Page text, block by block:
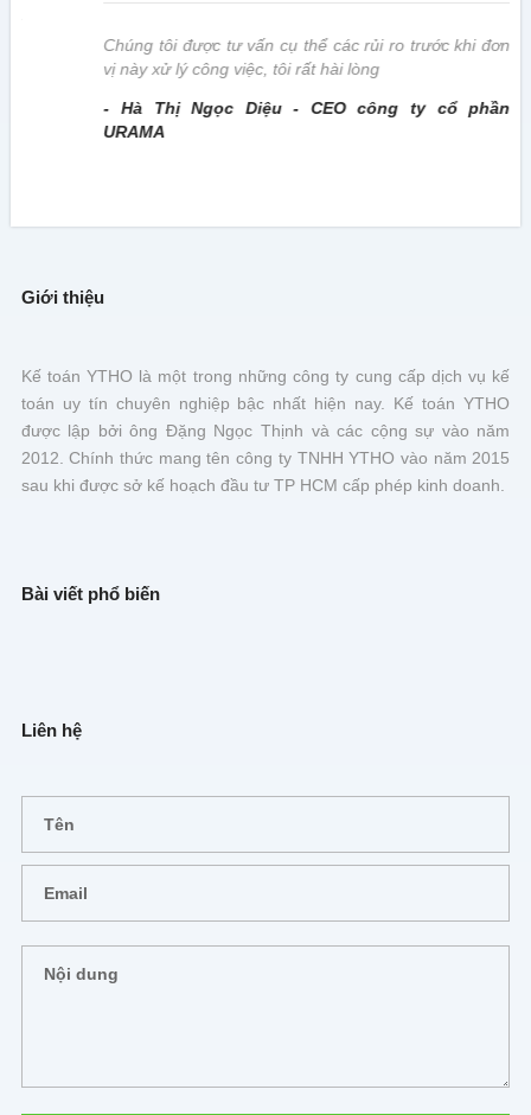
Chúng tôi được tư vấn cụ thể các rủi ro trước khi đơn
vị này xử lý công việc, tôi rất hài lòng
- Hà Thị Ngọc Diệu - CEO công ty cổ phần
URAMA
Giới thiệu
Kế toán YTHO là một trong những công ty cung cấp dịch vụ kế
toán uy tín chuyên nghiệp bậc nhất hiện nay. Kế toán YTHO
được lập bởi ông Đặng Ngọc Thịnh và các cộng sự vào năm
2012. Chính thức mang tên công ty TNHH YTHO vào năm 2015
sau khi được sở kế hoạch đầu tư TP HCM cấp phép kinh doanh.
Bài viết phổ biến
Liên hệ